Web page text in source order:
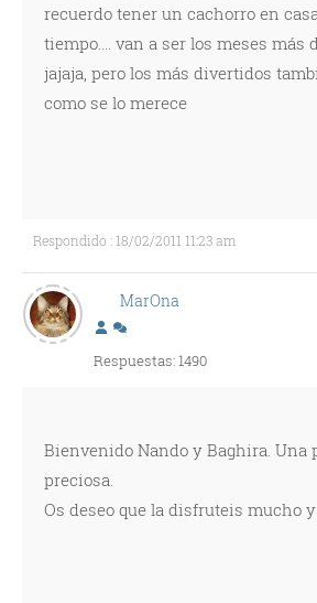
recuerdo tener un cachorro en
tiempo.... van a ser los meses más
jajaja, pero los más divertidos
como se lo merece
Respondido : 18/02/2011 11:23 am
MarOna
Respuestas: 1490
Bienvenido Nando y Baghira. Una
preciosa.
Os deseo que la disfruteis mucho